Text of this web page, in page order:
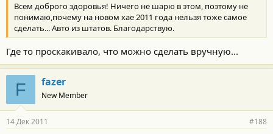
Всем доброго здоровья! Ничего не шарю в этом, поэтому не
понимаю,почему на новом хае 2011 года нельзя тоже самое
сделать... Авто из штатов. Благодарствую.
Где то проскакивало, что можно сделать вручную...
F fazer
New Member
14 Дек 2011 #188